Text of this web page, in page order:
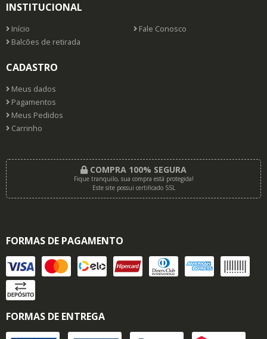
INSTITUCIONAL
Início
Fale Conosco
Balcões de retirada
CADASTRO
Meus dados
Pagamentos
Meus Pedidos
Carrinho
COMPRA 100% SEGURA
Fique tranquilo, sua compra está protegida!
Este site possui certificado SSL
FORMAS DE PAGAMENTO
FORMAS DE ENTREGA